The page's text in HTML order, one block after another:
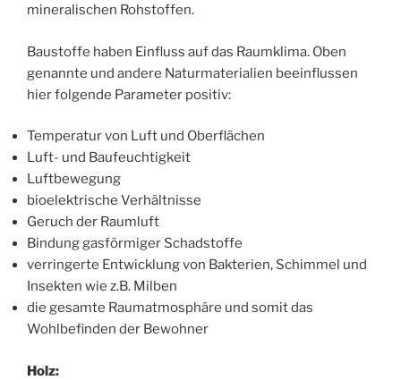
mineralischen Rohstoffen.
Baustoffe haben Einfluss auf das Raumklima. Oben
genannte und andere Naturmaterialien beeinflussen
hier folgende Parameter positiv:
Temperatur von Luft und Oberflächen
Luft- und Baufeuchtigkeit
Luftbewegung
bioelektrische Verhältnisse
Geruch der Raumluft
Bindung gasförmiger Schadstoffe
verringerte Entwicklung von Bakterien, Schimmel und
Insekten wie z.B. Milben
die gesamte Raumatmosphäre und somit das
Wohlbefinden der Bewohner
Holz: